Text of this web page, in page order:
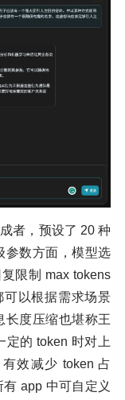
者，预设了 20 种
参数方面，模型选
限制 max tokens
可以根据需求场景
长度压缩也堪称王
定的 token 时对上
效减少 token 占
app 中可自定义